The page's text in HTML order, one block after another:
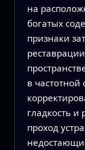
на
богатых
признаки
в
гладкость
проход